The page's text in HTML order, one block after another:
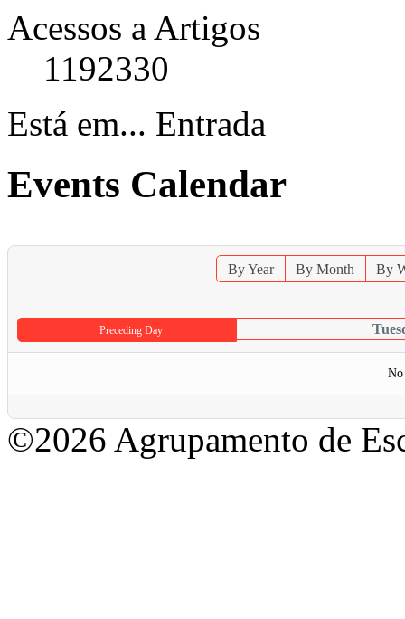
Acessos a Artigos
1192330
Está em... Entrada
Events Calendar
By Year By Month By
Preceding Day
No
©2026 Agrupamento de